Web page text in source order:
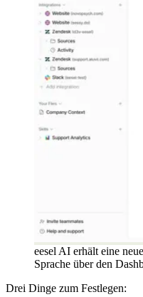
eesel AI erhält eine
Sprache über den
Drei Dinge zum Festlegen: